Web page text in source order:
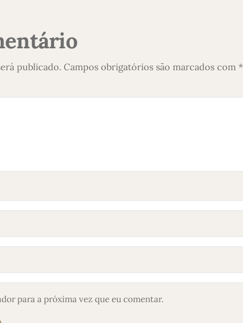
publicado. Campos obrigatórios são marcados com *
para a próxima vez que eu comentar.